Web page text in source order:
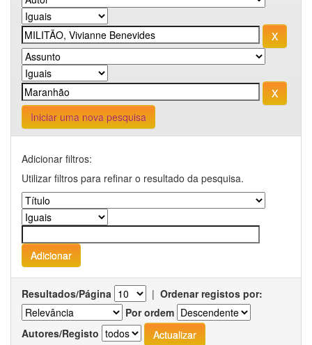
Iniciar uma nova pesquisa
Adicionar filtros:
Utilizar filtros para refinar o resultado da pesquisa.
Resultados/Página | Ordenar registos por:
Por ordem
Autores/Registo